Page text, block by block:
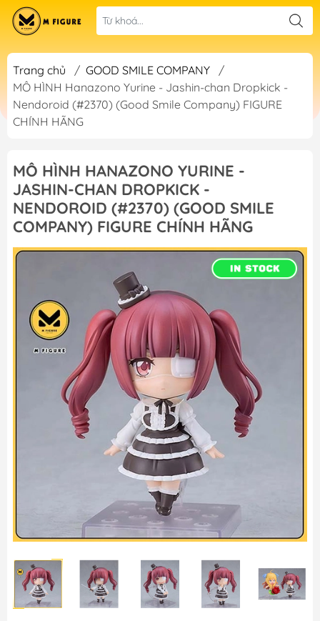
Trang chủ / GOOD SMILE COMPANY
/
MÔ HÌNH Hanazono Yurine - Jashin-chan Dropkick -
Nendoroid (#2370) (Good Smile Company) FIGURE
CHÍNH HÃNG
MÔ HÌNH HANAZONO YURINE -
JASHIN-CHAN DROPKICK -
NENDOROID (#2370) (GOOD SMILE
COMPANY) FIGURE CHÍNH HÃNG